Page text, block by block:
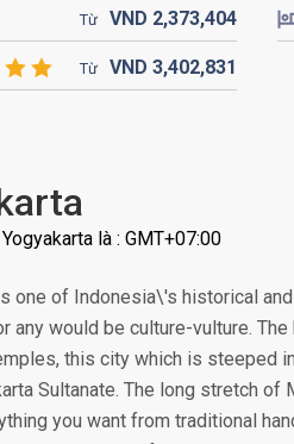
Từ VND 2,373,404
Từ VND 3,402,831
là : GMT+07:00
one of Indonesia\'s historical
any would be culture-vulture.
this city which is steeped
Sultanate. The long stretch
you want from traditional